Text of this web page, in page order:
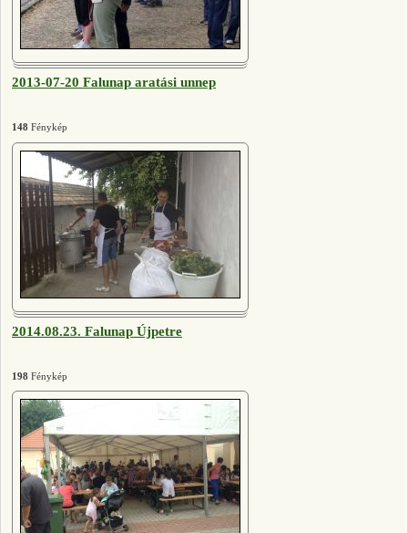
2013-07-20 Falunap aratási unnep
148 Fénykép
2014.08.23. Falunap Újpetre
198 Fénykép